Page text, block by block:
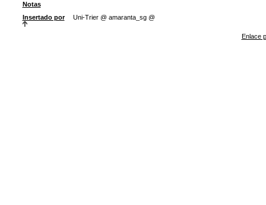
Notas
Insertado por
Uni-Trier @ amaranta_sg @
Enlace